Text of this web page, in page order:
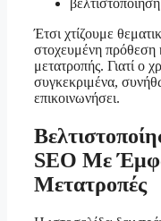
Έτσι χτίζουμε
στοχευμένη πρόθεση
μετατροπής. Γιατί ο
συγκεκριμένα,
επικοινωνήσει.
SEO Με
Μετατροπές